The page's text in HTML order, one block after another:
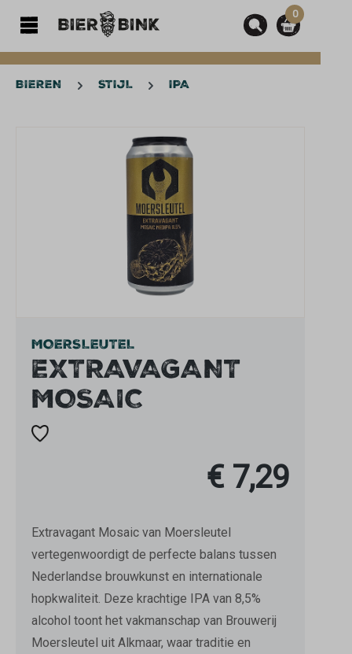
0
BIEREN STIJL IPA
Afbeeldingengalerij overslaan
MOERSLEUTEL
EXTRAVAGANT
MOSAIC
€ 7,29
Extravagant Mosaic van Moersleutel
vertegenwoordigt de perfecte balans tussen
Nederlandse brouwkunst en internationale
hopkwaliteit. Deze krachtige IPA van 8,5%
alcohol toont het vakmanschap van Brouwerij
Moersleutel uit Alkmaar, waar traditie en